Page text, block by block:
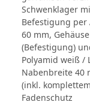
Schwenklager
Befestigung per
60 mm,
(Befestigung)
Polyamid weiß /
Nabenbreite 40
(inkl.
Fadenschutz